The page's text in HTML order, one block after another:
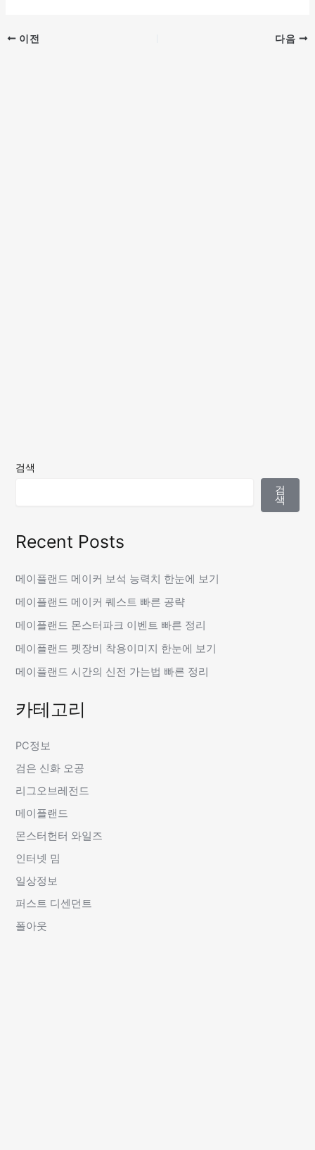
이전 다음
검색
검
색
Recent Posts
메이플랜드 메이커 보석 능력치 한눈에 보기
메이플랜드 메이커 퀘스트 빠른 공략
메이플랜드 몬스터파크 이벤트 빠른 정리
메이플랜드 펫장비 착용이미지 한눈에 보기
메이플랜드 시간의 신전 가는법 빠른 정리
카테고리
PC정보
검은 신화 오공
리그오브레전드
메이플랜드
몬스터헌터 와일즈
인터넷 밈
일상정보
퍼스트 디센던트
폴아웃